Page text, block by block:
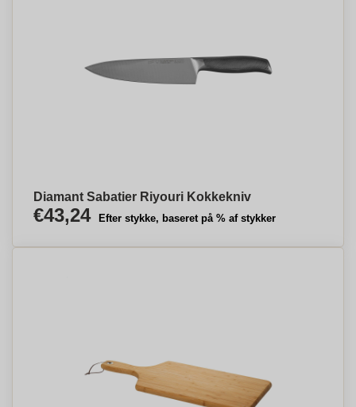
Diamant Sabatier Riyouri Kokkekniv
€43,24 Efter stykke, baseret på % af stykker